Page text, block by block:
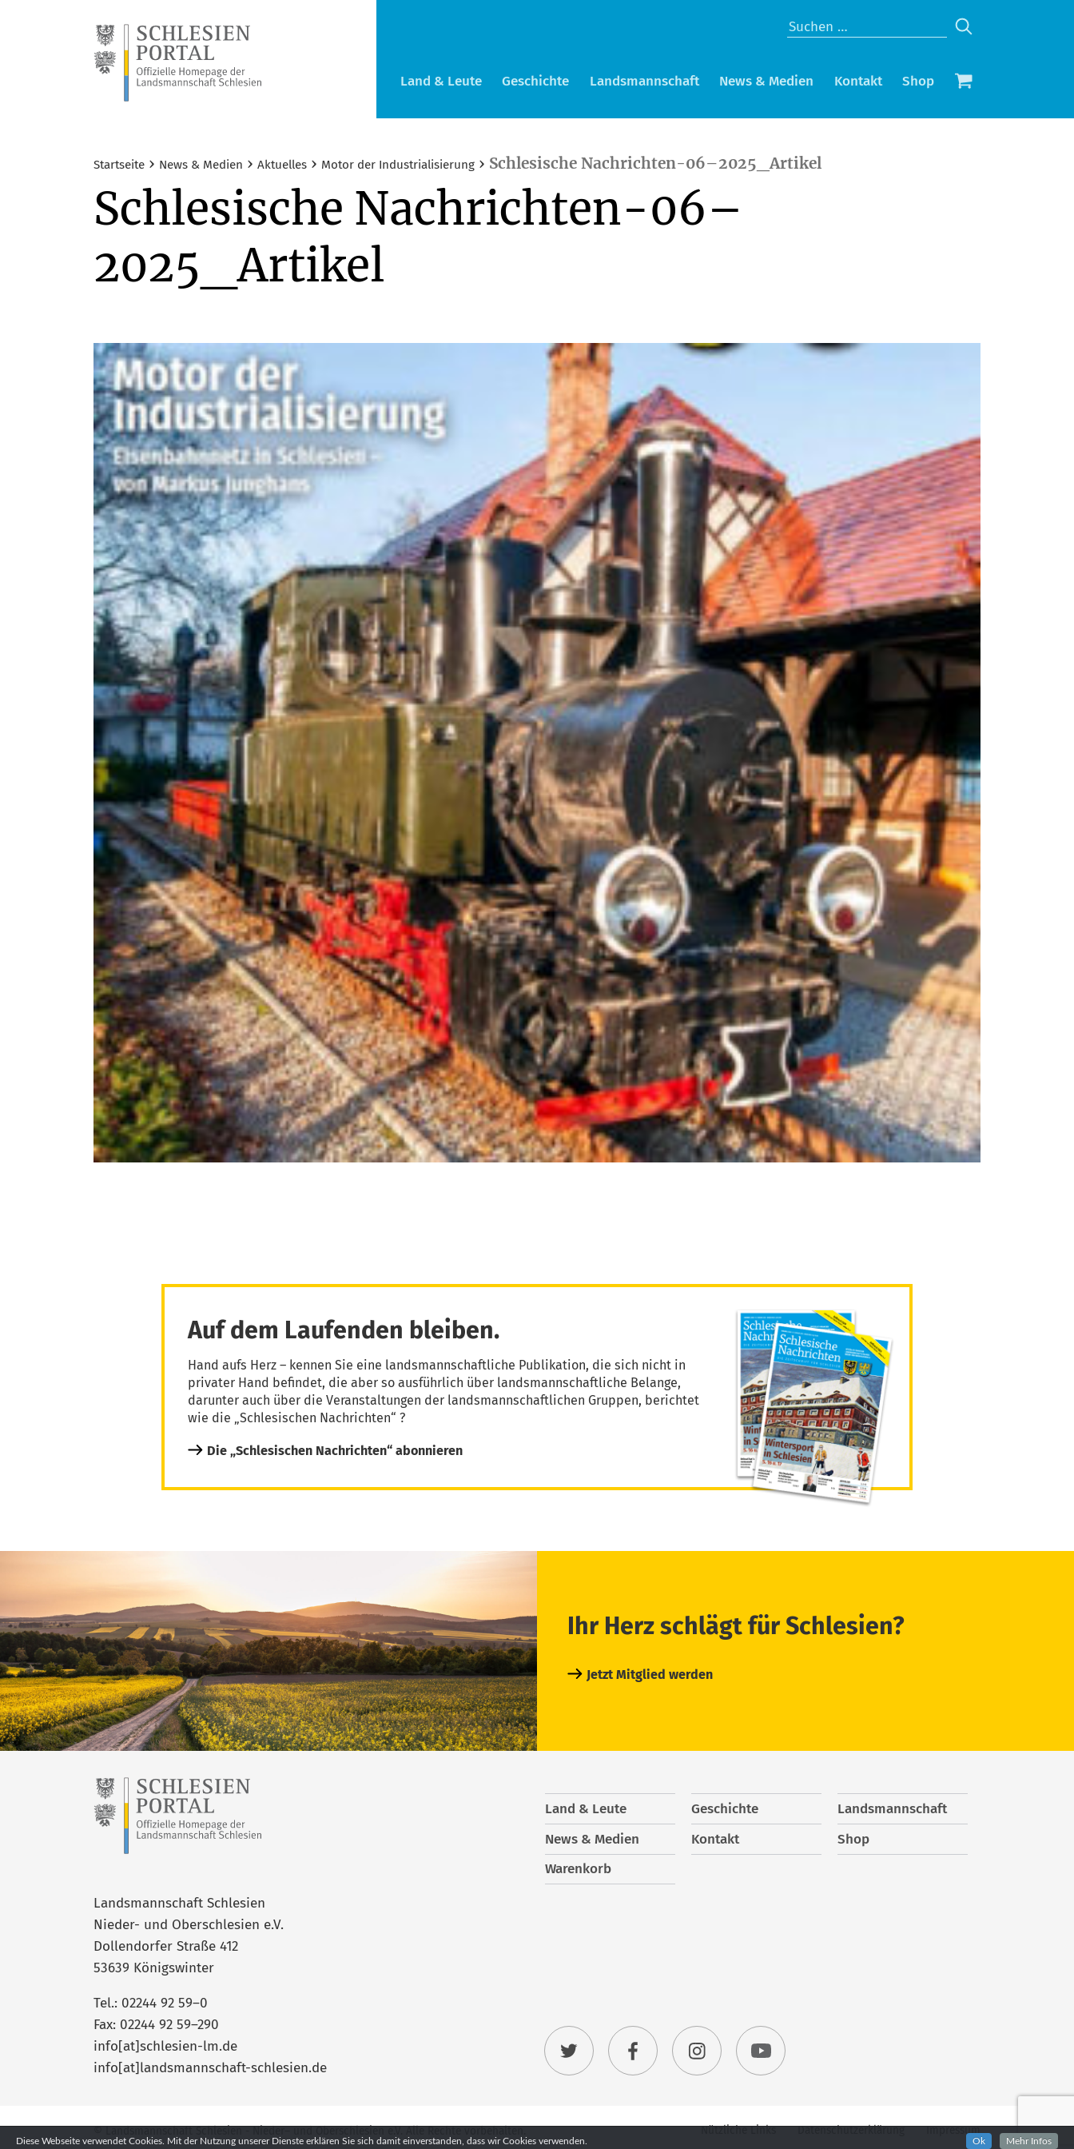
Land & Leute Geschichte Landsmannschaft News & Medien Kontakt Shop
Startseite › News & Medien › Aktuelles › Motor der Industrialisierung › Schlesische Nachrichten-06–2025_Artikel
Schlesische Nachrichten-06–
2025_Artikel
Auf dem Laufenden bleiben.
Hand aufs Herz – kennen Sie eine landsmannschaftliche Publikation, die sich nicht in
privater Hand befindet, die aber so ausführlich über landsmannschaftliche Belange,
darunter auch über die Veranstaltungen der landsmannschaftlichen Gruppen, berichtet
wie die „Schlesischen Nachrichten“ ?
Die „Schlesischen Nachrichten“ abonnieren
Ihr Herz schlägt für Schlesien?
Jetzt Mitglied werden
Landsmannschaft Schlesien
Nieder- und Oberschlesien e.V.
Dollendorfer Straße 412
53639 Königswinter
Tel.: 02244 92 59–0
Fax: 02244 92 59–290
info[at]schlesien-lm.de
info[at]landsmannschaft-schlesien.de
Land & Leute Geschichte
Landsmannschaft
News & Medien
Kontakt
Shop
Warenkorb
Nützliche Links Datenschutzerklärung Impressum
Diese Webseite verwendet Cookies. Mit der Nutzung unserer Dienste erklären Sie sich damit einverstanden, dass wir Cookies verwenden. Ok Mehr Infos